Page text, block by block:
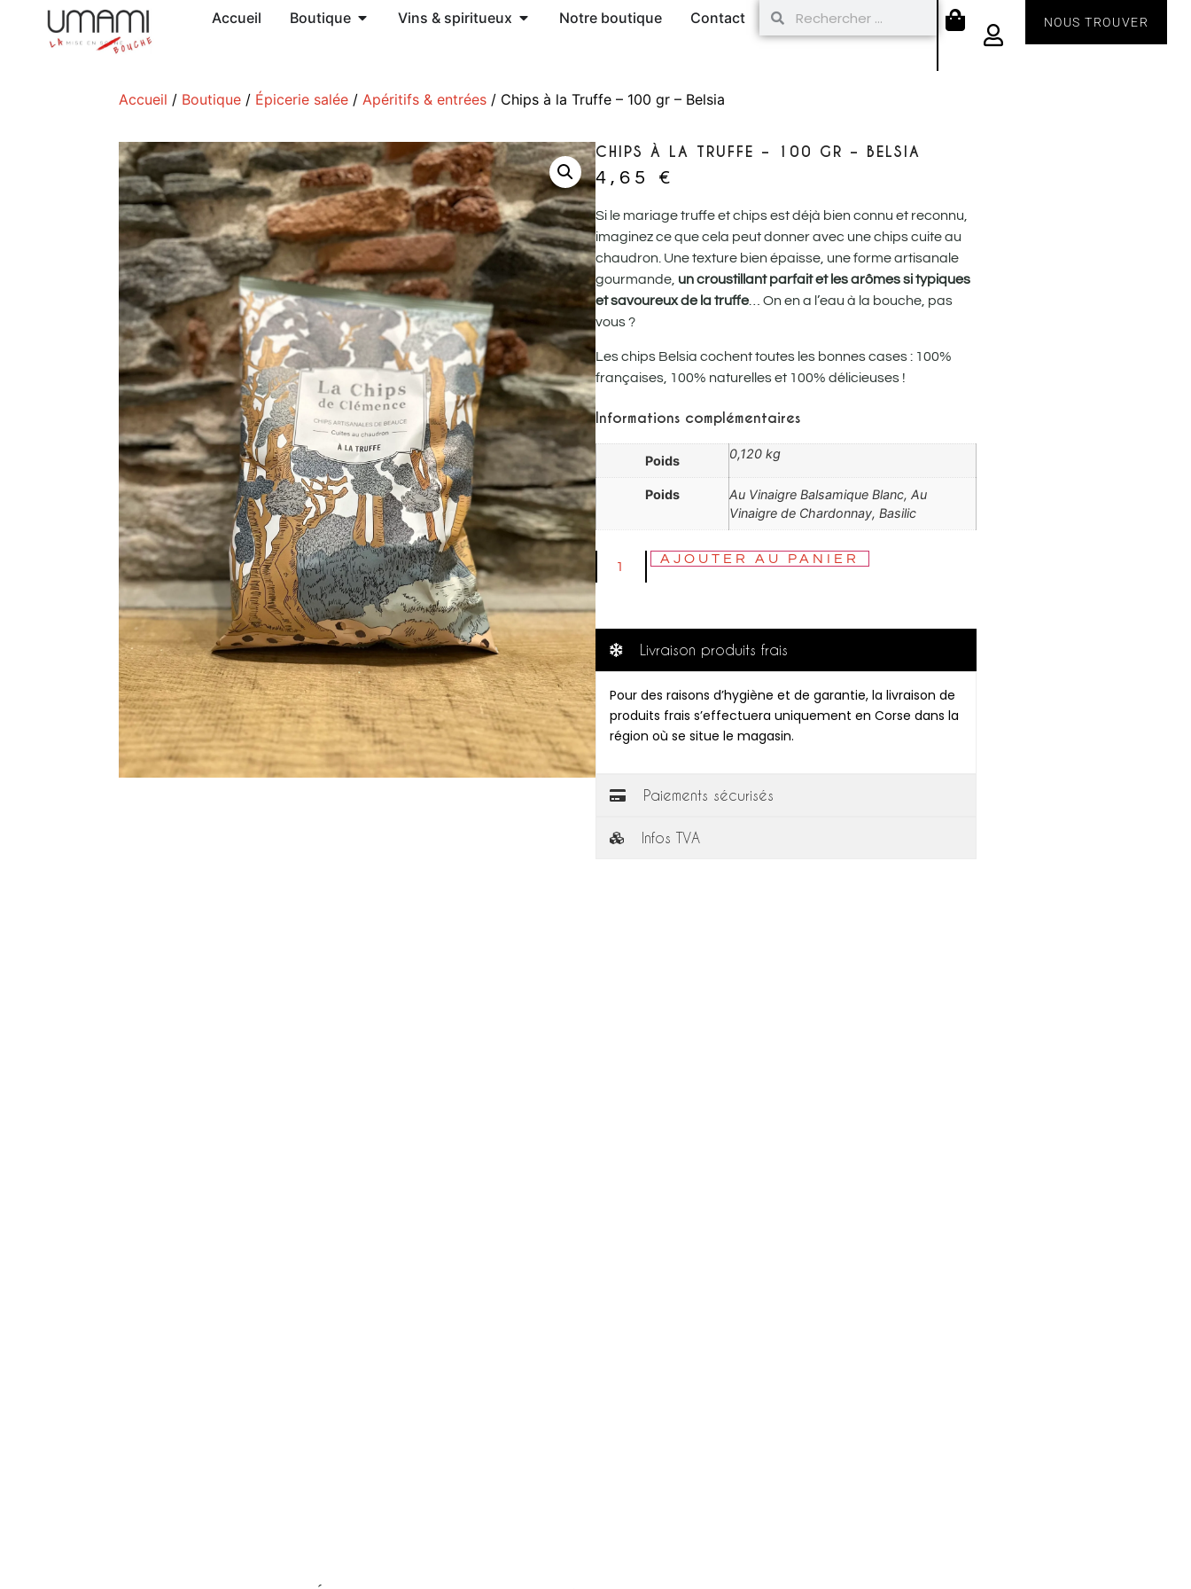
Accueil Boutique Vins & spiritueux Notre boutique Contact NOUS TROUVER
Accueil / Boutique / Épicerie salée /Apéritifs & entrées / Chips à la Truffe – 100 gr – Belsia
CHIPS À LA TRUFFE – 100 GR – BELSIA
4,65 €
Si le mariage truffe et chips est déjà bien connu et reconnu,
imaginez ce que cela peut donner avec une chips cuite au
chaudron. Une texture bien épaisse, une forme artisanale
gourmande, un croustillant parfait et les arômes si typiques
et savoureux de la truffe… On en a l’eau à la bouche, pas
vous ?
Les chips Belsia cochent toutes les bonnes cases : 100%
françaises, 100% naturelles et 100% délicieuses !
Informations complémentaires
Poids 0,120 kg
Poids
Au Vinaigre Balsamique Blanc, Au
Vinaigre de Chardonnay, Basilic
AJOUTER AU PANIER
Livraison produits frais
Pour des raisons d’hygiène et de garantie, la livraison de
produits frais s’effectuera uniquement en Corse dans la
région où se situe le magasin.
Paiements sécurisés
Infos TVA